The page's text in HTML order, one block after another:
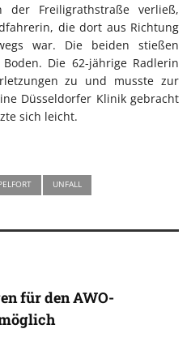
Freiligrathstraße verließ,
die dort aus Richtung
war. Die beiden stießen
Die 62-jährige Radlerin
zu und musste zur
Düsseldorfer Klinik gebracht
sich leicht.
UNFALL
für den AWO-